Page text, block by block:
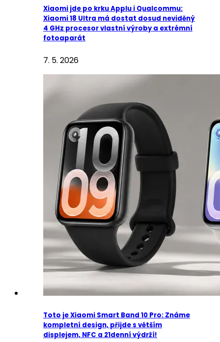
Xiaomi jde po krku Applu i Qualcommu:
Xiaomi 18 Ultra má dostat dosud neviděný
4 GHz procesor vlastní výroby a extrémní
fotoaparát
7. 5. 2026
Toto je Xiaomi Smart Band 10 Pro: Známe
kompletní design, přijde s větším
displejem, NFC a 21denní výdrží!